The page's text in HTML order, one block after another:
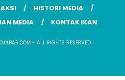
HISTORI MEDIA
MEDIA KONTAK IKAN
- ALL RIGHTS RESERVED